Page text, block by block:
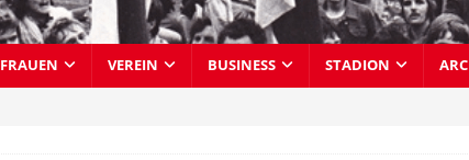
FRAUEN VEREIN BUSINESS STADION